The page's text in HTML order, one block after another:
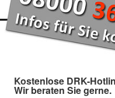
Kostenlose DRK-
Wir beraten Sie gerne.